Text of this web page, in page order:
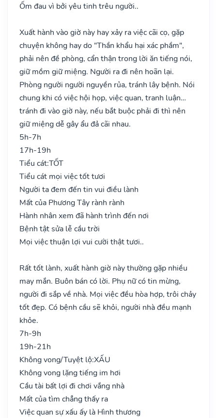
Ốm đau vì bởi yêu tinh trêu người..
Xuất hành vào giờ này hay xảy ra việc cãi cọ, gặp
chuyện không hay do "Thần khẩu hại xác phầm",
phải nên đề phòng, cẩn thận trong lời ăn tiếng nói,
giữ mồm giữ miệng. Người ra đi nên hoãn lại.
Phòng người người nguyền rủa, tránh lây bệnh. Nói
chung khi có việc hội họp, việc quan, tranh luận…
tránh đi vào giờ này, nếu bắt buộc phải đi thì nên
giữ miệng dễ gây ẩu đả cãi nhau.
5h-7h
17h-19h
Tiểu cát:TỐT
Tiểu cát mọi việc tốt tươi
Người ta đem đến tin vui điều lành
Mất của Phương Tây rành rành
Hành nhân xem đã hành trình đến nơi
Bệnh tật sửa lễ cầu trời
Mọi việc thuận lợi vui cười thật tươi..
Rất tốt lành, xuất hành giờ này thường gặp nhiều
may mắn. Buôn bán có lời. Phụ nữ có tin mừng,
người đi sắp về nhà. Mọi việc đều hòa hợp, trôi chảy
tốt đẹp. Có bệnh cầu sẽ khỏi, người nhà đều mạnh
khỏe.
7h-9h
19h-21h
Không vong/Tuyệt lộ:XẤU
Không vong lặng tiếng im hơi
Cầu tài bất lợi đi chơi vắng nhà
Mất của tìm chẳng thấy ra
Việc quan sự xấu ấy là Hình thương